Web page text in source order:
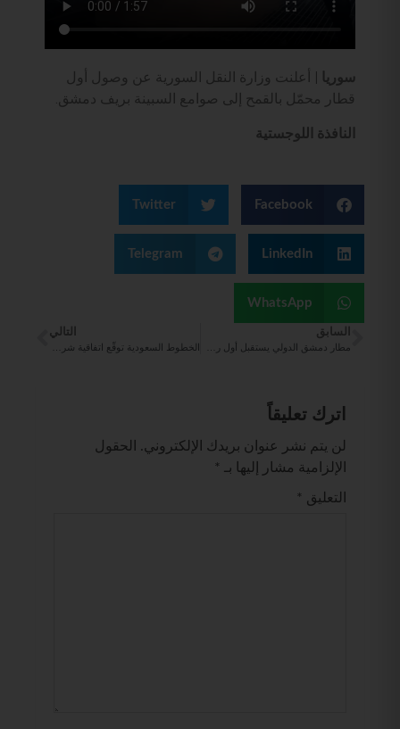
سوريا |
أعلنت وزارة النقل السورية عن وصول أول
قطار محمّل بالقمح إلى صوامع السبينة بريف دمشق.
النافذة اللوجستية
Facebook
Twitter
LinkedIn
Telegram
WhatsApp
السابق التالي
اترك تعليقاً
لن يتم نشر عنوان بريدك الإلكتروني.
الحقول
الإلزامية مشار إليها بـ
*
التعليق *